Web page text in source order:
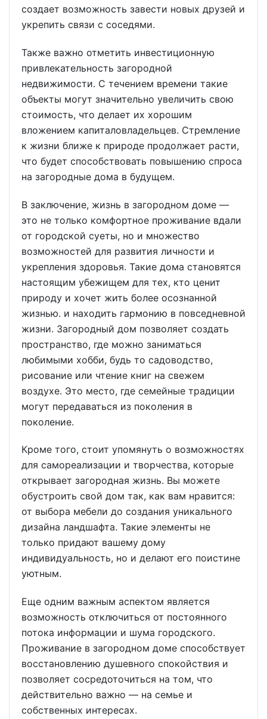
создает возможность завести новых друзей и
укрепить связи с соседями.
Также важно отметить инвестиционную
привлекательность загородной
недвижимости. С течением времени такие
объекты могут значительно увеличить свою
стоимость, что делает их хорошим
вложением капиталовладельцев. Стремление
к жизни ближе к природе продолжает расти,
что будет способствовать повышению спроса
на загородные дома в будущем.
В заключение, жизнь в загородном доме —
это не только комфортное проживание вдали
от городской суеты, но и множество
возможностей для развития личности и
укрепления здоровья. Такие дома становятся
настоящим убежищем для тех, кто ценит
природу и хочет жить более осознанной
жизнью. и находить гармонию в повседневной
жизни. Загородный дом позволяет создать
пространство, где можно заниматься
любимыми хобби, будь то садоводство,
рисование или чтение книг на свежем
воздухе. Это место, где семейные традиции
могут передаваться из поколения в
поколение.
Кроме того, стоит упомянуть о возможностях
для самореализации и творчества, которые
открывает загородная жизнь. Вы можете
обустроить свой дом так, как вам нравится:
от выбора мебели до создания уникального
дизайна ландшафта. Такие элементы не
только придают вашему дому
индивидуальность, но и делают его поистине
уютным.
Еще одним важным аспектом является
возможность отключиться от постоянного
потока информации и шума городского.
Проживание в загородном доме способствует
восстановлению душевного спокойствия и
позволяет сосредоточиться на том, что
действительно важно — на семье и
собственных интересах.